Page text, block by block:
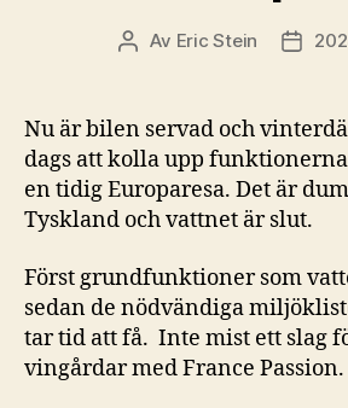
Inläggsförfattare
Av Eric Stein
Nu är bilen servad och
dags att kolla upp
en tidig Europaresa. Det är
Tyskland och vattnet är slut.
Först grundfunktioner som
sedan de nödvändiga
tar tid att få. Inte mist ett slag
vingårdar med France Passion.